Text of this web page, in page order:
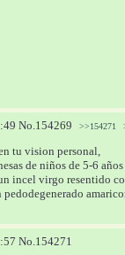
No. 154269 >>154271
tu vision personal,
de niños de 5-6 años
incel virgo resentido
No. 154271